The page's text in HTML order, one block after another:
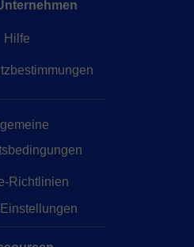
Hilfe
Richtlinien